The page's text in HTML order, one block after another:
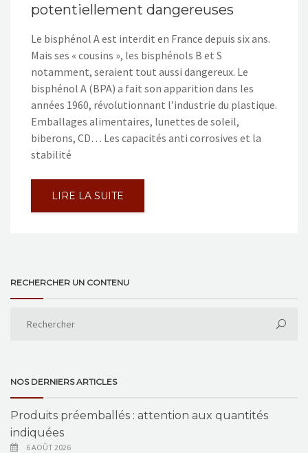
potentiellement dangereuses
Le bisphénol A est interdit en France depuis six ans.
Mais ses « cousins », les bisphénols B et S
notamment, seraient tout aussi dangereux. Le
bisphénol A (BPA) a fait son apparition dans les
années 1960, révolutionnant l’industrie du plastique.
Emballages alimentaires, lunettes de soleil,
biberons, CD… Les capacités anti corrosives et la
stabilité
LIRE LA SUITE
RECHERCHER UN CONTENU
NOS DERNIERS ARTICLES
Produits préemballés : attention aux quantités
indiquées
6 AOÛT 2026